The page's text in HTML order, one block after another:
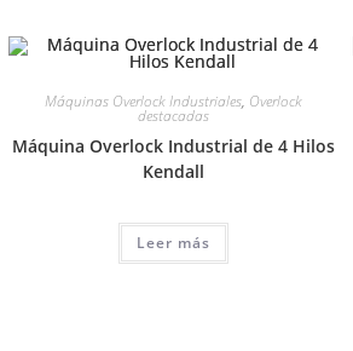
Máquinas Overlock Industriales, Overlock
destacadas
Máquina Overlock Industrial de 4 Hilos
Kendall
Leer más